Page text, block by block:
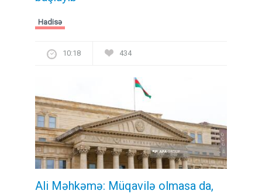
Hadisə
10:18 434
Ali Məhkəmə: Müqavilə olmasa da,